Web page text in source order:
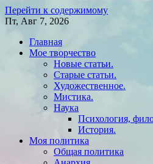
Перейти к содержимому
Пт, Авг 7, 2026
Главная
Мое творчество
Новые статьи.
Старые статьи.
Художественное.
Мистика.
Наука
Психология,
История.
Моя политика
Общая политика